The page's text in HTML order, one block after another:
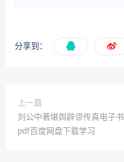
分享到：
上一篇
刘公中著堪舆辟谬传真电子书
pdf百度网盘下载学习